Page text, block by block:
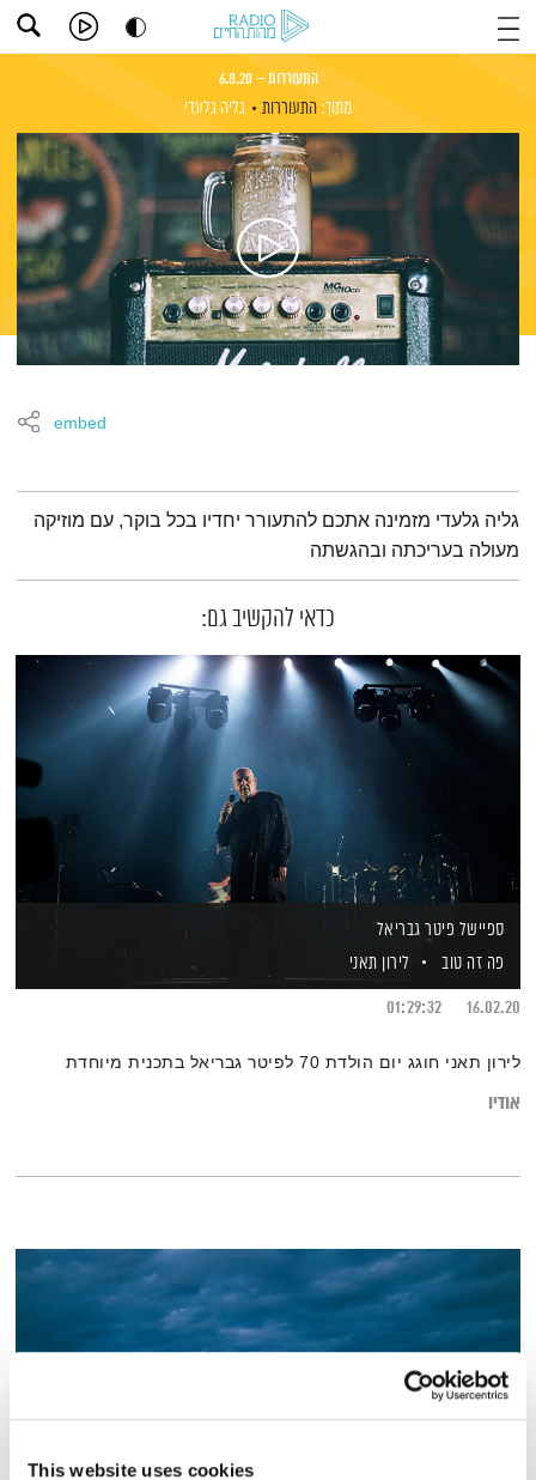
This website uses cookies
התעוררות – 6.8.20
מתוך: התעוררות גליה גלעדי
embed
תמצית הפודקאסט
גליה גלעדי מזמינה אתכם להתעורר יחדיו בכל בוקר, עם מוזיקה
מעולה בעריכתה ובהגשתה
כדאי להקשיב גם:
ספיישל פיטר גבריאל
פה זה טוב
לירון תאני
16.02.20
01:29:32
לירון תאני חוגג יום הולדת 70 לפיטר גבריאל בתכנית מיוחדת
אודיו